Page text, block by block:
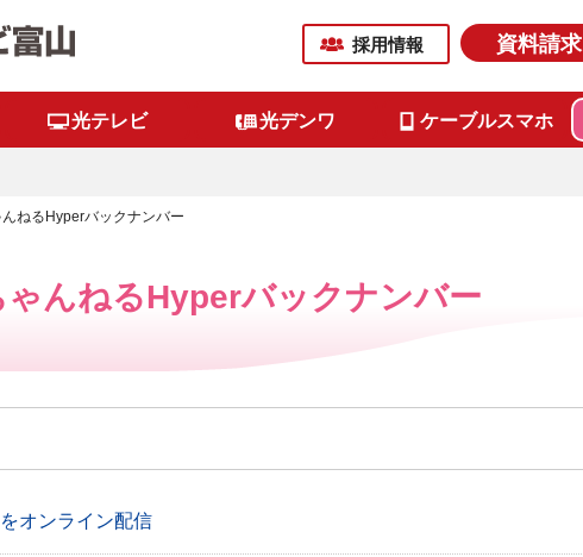
採用情報 資料請求
光テレビ 光デンワ ケーブルスマホ
ねるHyperバックナンバー
んねるHyperバックナンバー
オンライン配信